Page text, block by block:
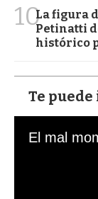
10La figura
Petinatti
histórico
Te